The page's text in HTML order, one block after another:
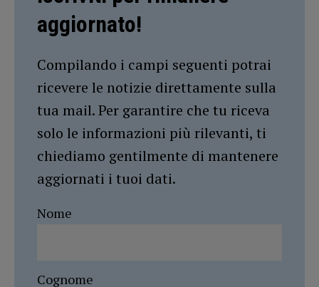
aggiornato!
Compilando i campi seguenti potrai
ricevere le notizie direttamente sulla
tua mail. Per garantire che tu riceva
solo le informazioni più rilevanti, ti
chiediamo gentilmente di mantenere
aggiornati i tuoi dati.
Nome
Cognome